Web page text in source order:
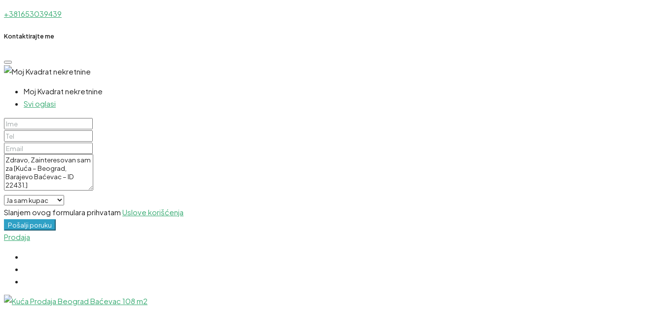
+381653039439
Kontaktirajte me
Moj Kvadrat nekretnine
Svi oglasi
Slanjem ovog formulara prihvatam Uslove korišćenja
Pošalji poruku
Prodaja